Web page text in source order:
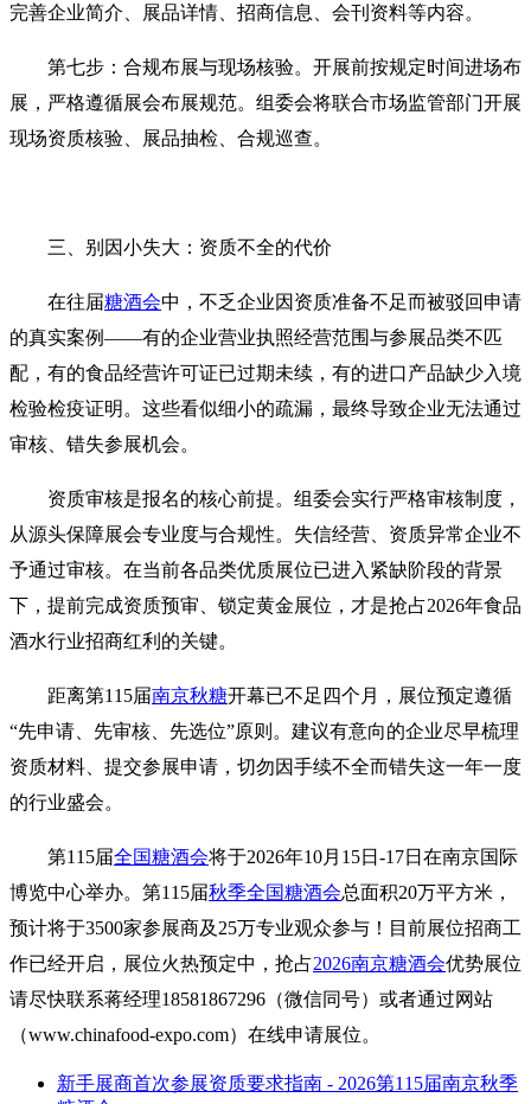
完善企业简介、展品详情、招商信息、会刊资料等内容。
第七步：合规布展与现场核验。开展前按规定时间进场布
展，严格遵循展会布展规范。组委会将联合市场监管部门开展
现场资质核验、展品抽检、合规巡查。
三、别因小失大：资质不全的代价
在往届糖酒会中，不乏企业因资质准备不足而被驳回申请
的真实案例——有的企业营业执照经营范围与参展品类不匹
配，有的食品经营许可证已过期未续，有的进口产品缺少入境
检验检疫证明。这些看似细小的疏漏，最终导致企业无法通过
审核、错失参展机会。
资质审核是报名的核心前提。组委会实行严格审核制度，
从源头保障展会专业度与合规性。失信经营、资质异常企业不
予通过审核。在当前各品类优质展位已进入紧缺阶段的背景
下，提前完成资质预审、锁定黄金展位，才是抢占2026年食品
酒水行业招商红利的关键。
距离第115届南京秋糖开幕已不足四个月，展位预定遵循
“先申请、先审核、先选位”原则。建议有意向的企业尽早梳理
资质材料、提交参展申请，切勿因手续不全而错失这一年一度
的行业盛会。
第115届全国糖酒会将于2026年10月15日-17日在南京国际
博览中心举办。第115届秋季全国糖酒会总面积20万平方米，
预计将于3500家参展商及25万专业观众参与！目前展位招商工
作已经开启，展位火热预定中，抢占2026南京糖酒会优势展位
请尽快联系蒋经理18581867296（微信同号）或者通过网站
（www.chinafood-expo.com）在线申请展位。
新手展商首次参展资质要求指南 - 2026第115届南京秋季